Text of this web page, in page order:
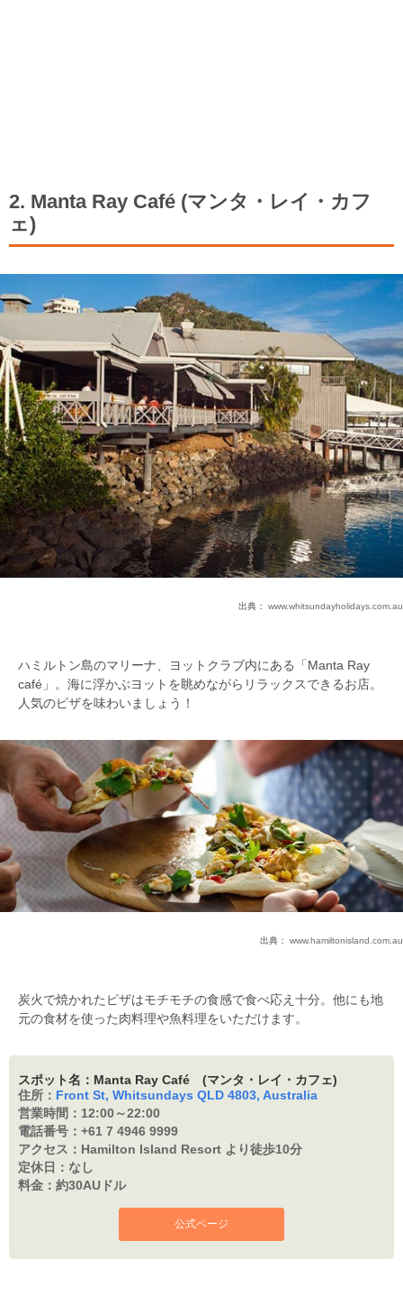
2. Manta Ray Café (マンタ・レイ・カフ
ェ)
出典： www.whitsundayholidays.com.au
ハミルトン島のマリーナ、ヨットクラブ内にある「Manta Ray
café」。海に浮かぶヨットを眺めながらリラックスできるお店。
人気のピザを味わいましょう！
出典： www.hamiltonisland.com.au
炭火で焼かれたピザはモチモチの食感で食べ応え十分。他にも地
元の食材を使った肉料理や魚料理をいただけます。
スポット名：Manta Ray Café (マンタ・レイ・カフェ)
住所： Front St, Whitsundays QLD 4803, Australia
営業時間： 12:00～22:00
電話番号： +61 7 4946 9999
アクセス： Hamilton Island Resort より徒歩10分
定休日： なし
料金： 約30AUドル
公式ページ